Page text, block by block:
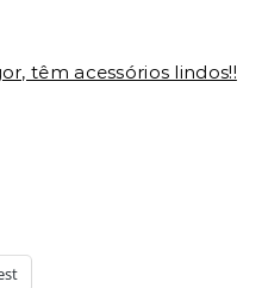
têm acessórios lindos!!